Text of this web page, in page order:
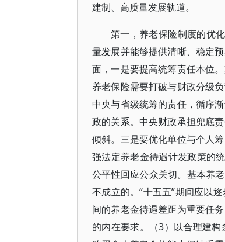
建制、高质量发展轨道。
第一，养老保险制度的优
量发展并能够提供清晰、稳定
面，一是要提高统筹责任本位
养老保险需要打破与财政分级
中央与省级统筹的责任，循序
政的关系。中央财政承担兜底
倾斜。三是要优化单位与个人
强法定养老金待遇计发政策的
公平性回应公众关切。基本养
不成立的。“十五五”期间应以
间的养老金待遇差距为重要任
的内在要求。（3）以合理建